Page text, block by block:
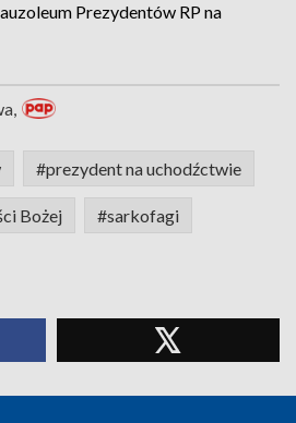
Prezydentów RP na
#prezydent na uchodźctwie
Bożej #sarkofagi